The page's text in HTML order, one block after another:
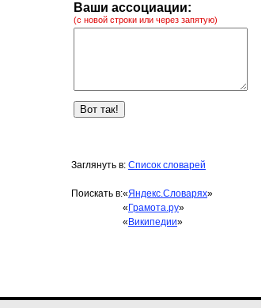
Ваши ассоциации:
(с новой строки или через запятую)
Заглянуть в: Список словарей
Поискать в:«Яндекс.Словарях»
« Грамота.ру»
« Википедии»